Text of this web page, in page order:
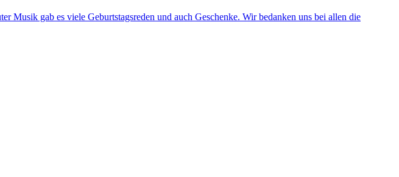
Musik gab es viele Geburtstagsreden und auch Geschenke. Wir bedanken uns bei allen die